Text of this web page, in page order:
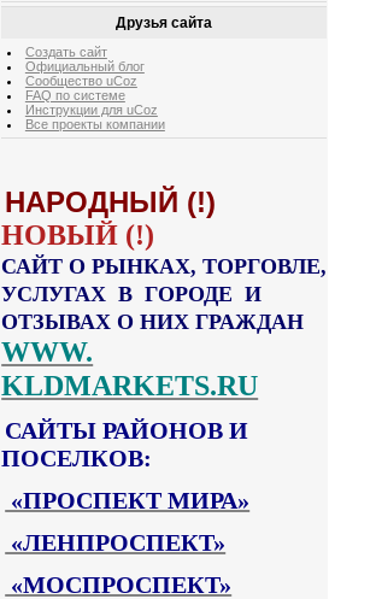
Друзья сайта
Создать сайт
Официальный блог
Сообщество uCoz
FAQ по системе
Инструкции для uCoz
Все проекты компании
НАРОДНЫЙ (!)
НОВЫЙ (!)
САЙТ О РЫНКАХ, ТОРГОВЛЕ,
УСЛУГАХ В ГОРОДЕ И
ОТЗЫВАХ О НИХ ГРАЖДАН
WWW.
KLDMARKETS.RU
САЙТЫ РАЙОНОВ И
ПОСЕЛКОВ:
«ПРОСПЕКТ МИРА»
«ЛЕНПРОСПЕКТ»
«МОСПРОСПЕКТ»